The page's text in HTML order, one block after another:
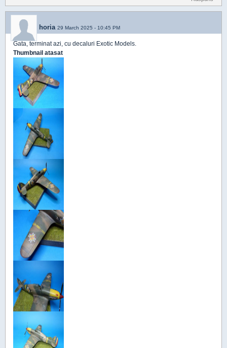
horia 29 March 2025 - 10:45 PM
Gata, terminat azi, cu decaluri Exotic Models.
Thumbnail atasat